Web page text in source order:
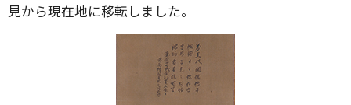
見から現在地に移転しました。